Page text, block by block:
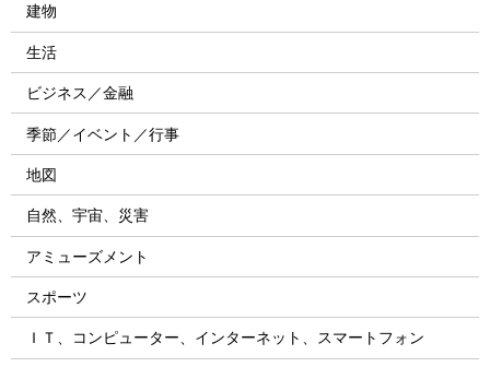
建物
生活
ビジネス／金融
季節／イベント／行事
地図
自然、宇宙、災害
アミューズメント
スポーツ
ＩＴ、コンピューター、インターネット、スマートフォン